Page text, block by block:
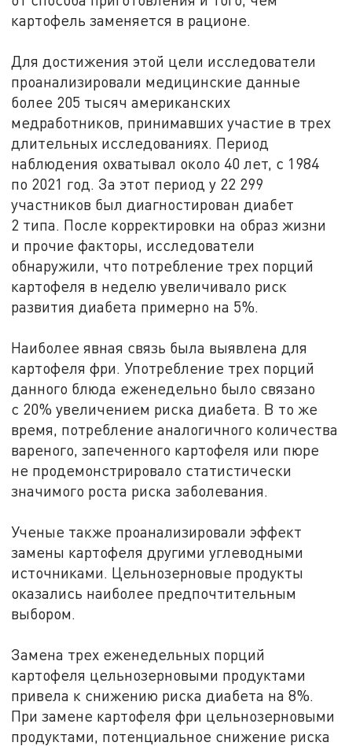
картофель заменяется в рационе.
Для достижения этой цели исследователи
проанализировали медицинские данные
более 205 тысяч американских
медработников, принимавших участие в трех
длительных исследованиях. Период
наблюдения охватывал около 40 лет, с 1984
по 2021 год. За этот период у 22 299
участников был диагностирован диабет
2 типа. После корректировки на образ жизни
и прочие факторы, исследователи
обнаружили, что потребление трех порций
картофеля в неделю увеличивало риск
развития диабета примерно на 5%.
Наиболее явная связь была выявлена для
картофеля фри. Употребление трех порций
данного блюда еженедельно было связано
с 20% увеличением риска диабета. В то же
время, потребление аналогичного количества
вареного, запеченного картофеля или пюре
не продемонстрировало статистически
значимого роста риска заболевания.
Ученые также проанализировали эффект
замены картофеля другими углеводными
источниками. Цельнозерновые продукты
оказались наиболее предпочтительным
выбором.
Замена трех еженедельных порций
картофеля цельнозерновыми продуктами
привела к снижению риска диабета на 8%.
При замене картофеля фри цельнозерновыми
продуктами, потенциальное снижение риска